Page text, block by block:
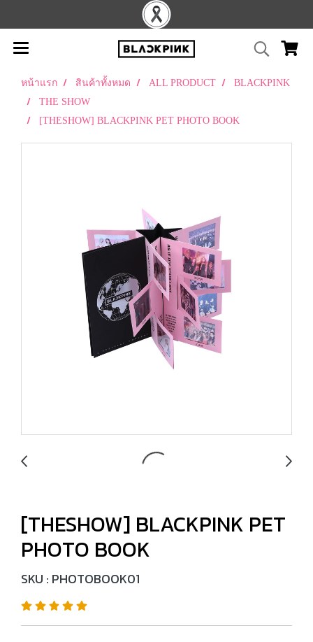
หน้าแรก สินค้าทั้งหมด ALL PRODUCT
BLACKPINK
THE SHOW
[THESHOW] BLACKPINK PET PHOTO BOOK
[THESHOW] BLACKPINK PET
PHOTO BOOK
SKU : PHOTOBOOK01